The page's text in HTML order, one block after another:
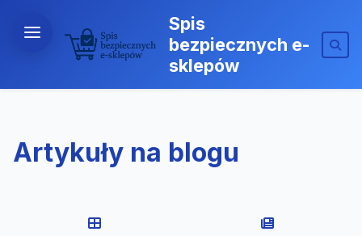
Spis
bezpiecznych e-
sklepów
Artykuły na blogu